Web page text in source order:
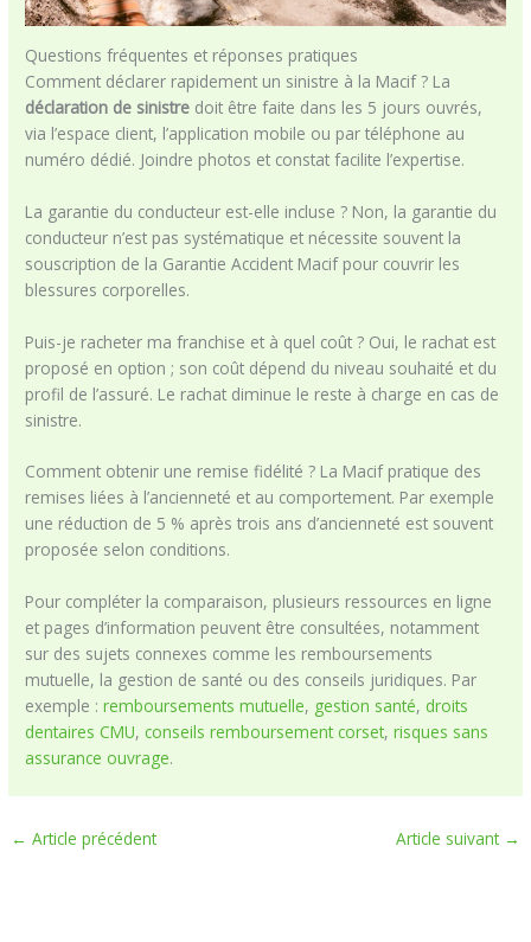
Questions fréquentes et réponses pratiques
Comment déclarer rapidement un sinistre à la Macif ? La
déclaration de sinistre doit être faite dans les 5 jours ouvrés,
via l’espace client, l’application mobile ou par téléphone au
numéro dédié. Joindre photos et constat facilite l’expertise.
La garantie du conducteur est-elle incluse ? Non, la garantie du
conducteur n’est pas systématique et nécessite souvent la
souscription de la Garantie Accident Macif pour couvrir les
blessures corporelles.
Puis-je racheter ma franchise et à quel coût ? Oui, le rachat est
proposé en option ; son coût dépend du niveau souhaité et du
profil de l’assuré. Le rachat diminue le reste à charge en cas de
sinistre.
Comment obtenir une remise fidélité ? La Macif pratique des
remises liées à l’ancienneté et au comportement. Par exemple
une réduction de 5 % après trois ans d’ancienneté est souvent
proposée selon conditions.
Pour compléter la comparaison, plusieurs ressources en ligne
et pages d’information peuvent être consultées, notamment
sur des sujets connexes comme les remboursements
mutuelle, la gestion de santé ou des conseils juridiques. Par
exemple :remboursements mutuelle, gestion santé, droits
dentaires CMU, conseils remboursement corset,risques sans
assurance ouvrage.
← Article précédent Article suivant →